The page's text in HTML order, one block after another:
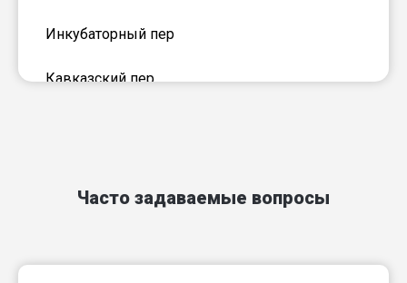
Инкубаторный пер
Кавказский пер
Часто задаваемые вопросы